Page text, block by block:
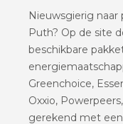
Nieuwsgierig
Puth? Op de site
beschikbare
Greenchoice,
Oxxio,
gerekend met